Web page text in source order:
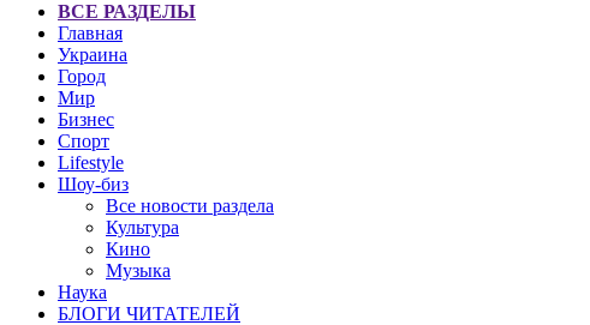
ВСЕ РАЗДЕЛЫ
Главная
Украина
Город
Мир
Бизнес
Спорт
Lifestyle
Шоу-биз
Все новости раздела
Культура
Кино
Музыка
Наука
БЛОГИ ЧИТАТЕЛЕЙ